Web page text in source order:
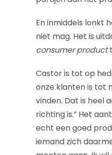
En inmiddels lonkt
niet mag. Het is
consumer product
Castor is tot op
onze klanten is tot
vinden. Dat is heel
richting is.” Het
echt een goed
iemand zich